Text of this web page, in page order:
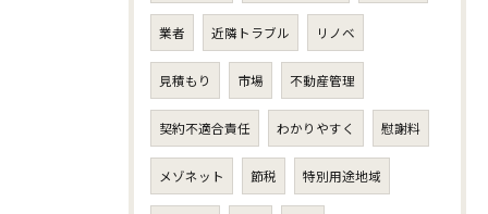
業者 近隣トラブル リノベ
見積もり 市場 不動産管理
契約不適合責任 わかりやすく 慰謝料
メゾネット 節税 特別用途地域